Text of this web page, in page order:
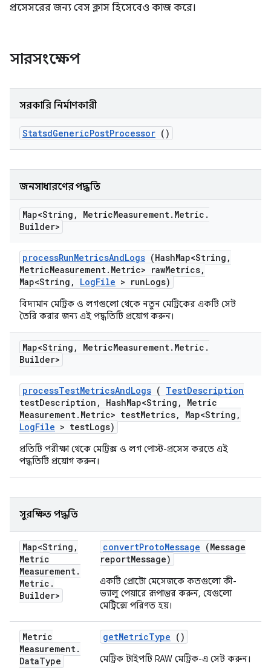
প্রসেসরের জন্য বেস ক্লাস হিসেবেও কাজ করে।
সারসংক্ষেপ
সরকারি নির্মাণকারী
StatsdGenericPostProcessor ()
জনসাধারণের পদ্ধতি
Map<String , MetricMeasurement. Metric .
Builder>
processRunMetricsAndLogs (HashMap<String ,
MetricMeasurement. Metric> rawMetrics,
Map<String , LogFile > runLogs)
বিদ্যমান মেট্রিক ও লগগুলো থেকে নতুন মেট্রিকের একটি সেট
তৈরি করার জন্য এই পদ্ধতিটি প্রয়োগ করুন।
Map<String , MetricMeasurement. Metric .
Builder>
processTestMetricsAndLogs ( TestDescription
testDescription , HashMap<String ,
Metric
Measurement. Metric> testMetrics, Map<String ,
LogFile > testLogs)
প্রতিটি পরীক্ষা থেকে মেট্রিক্স ও লগ পোস্ট-প্রসেস করতে এই
পদ্ধতিটি প্রয়োগ করুন।
সুরক্ষিত পদ্ধতি
Map<String ,
Metric
Measurement.
Metric .
Builder>
convertProtoMessage (Message
reportMessage)
একটি প্রোটো মেসেজকে কতগুলো কী-
ভ্যালু পেয়ারে রূপান্তর করুন, যেগুলো
মেট্রিক্সে পরিণত হয়।
Metric
Measurement.
DataType
getMetricType ()
মেট্রিক টাইপটি RAW মেট্রিক-এ সেট করুন।